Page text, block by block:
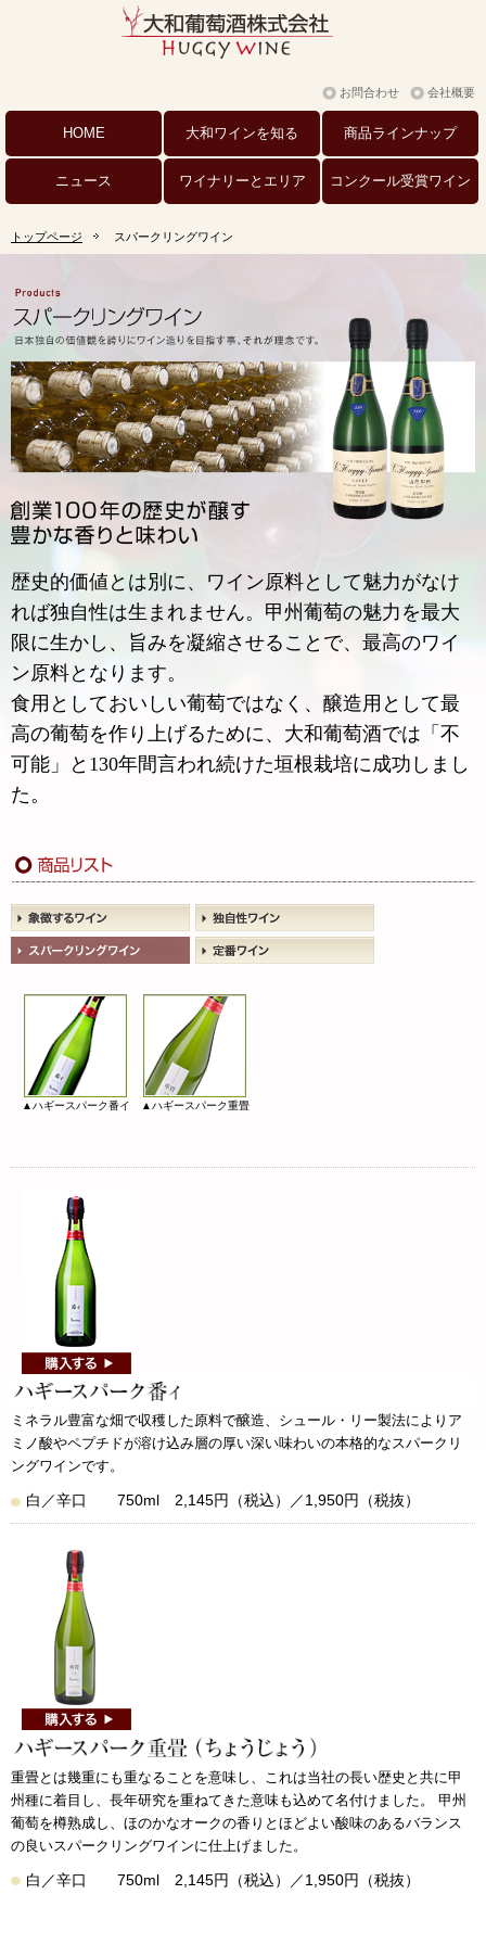
会社概要
お問合わせ
HOME 大和ワインを知る 商品ラインナップ
ニュース ワイナリーと エリア コンクール受賞ワイン
トップページ スパークリングワイン
歴史的価値とは別に、ワイン原料として魅力がなけ
れば独自性は生まれません。甲州葡萄の魅力を最大
限に生かし、旨みを凝縮させることで、最高のワイ
ン原料となります。
食用としておいしい葡萄ではなく、醸造用として最
高の葡萄を作り上げるために、大和葡萄酒では「不
可能」と130年間言われ続けた垣根栽培に成功しまし
た。
▲ハギースパーク番イ ▲ハギースパーク重畳
ミネラル豊富な畑で収穫した原料で醸造、シュール・リー製法によりア
ミノ酸やペプチドが溶け込み層の厚い深い味わいの本格的なスパークリ
ングワインです。
白／辛口 750ml 2,145円（税込）／1,950円（税抜）
重畳とは幾重にも重なることを意味し、これは当社の長い歴史と共に甲
州種に着目し、長年研究を重ねてきた意味も込めて名付けました。 甲州
葡萄を樽熟成し、ほのかなオークの香りとほどよい酸味のあるバランス
の良いスパークリングワインに仕上げました。
白／辛口 750ml 2,145円（税込）／1,950円（税抜）